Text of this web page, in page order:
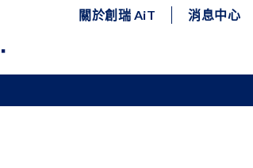
關於創瑞 AiT 消息中心